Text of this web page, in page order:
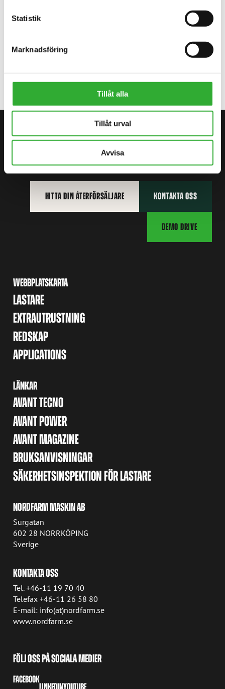
Statistik
Marknadsföring
Tillåt alla
Tillåt urval
Avvisa
TILLGÄNGLIGA TILLVAL
SÅMASKIN FÖR SMÅFRÖN
KONTAKTA OSS
BÖRJA DIN RESA MED AVANT
HITTA DIN ÅTERFÖRSÄLJARE KONTAKTA OSS
DEMO DRIVE
WEBBPLATSKARTA
LASTARE
EXTRAUTRUSTNING
REDSKAP
APPLICATIONS
LÄNKAR
AVANT TECNO
AVANT POWER
AVANT MAGAZINE
BRUKSANVISNINGAR
SÄKERHETSINSPEKTION FÖR LASTARE
NORDFARM MASKIN AB
Surgatan
602 28 NORRKÖPING
Sverige
KONTAKTA OSS
Tel. +46-11 19 70 40
Telefax +46-11 26 58 80
E-mail: info(at)nordfarm.se
www.nordfarm.se
FÖLJ OSS PÅ SOCIALA MEDIER
FACEBOOK
LINKEDINYOUTUBE